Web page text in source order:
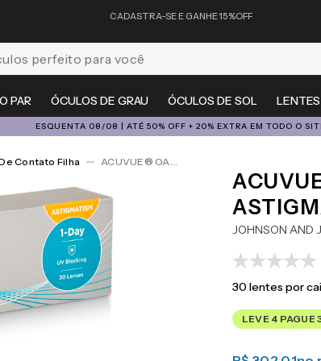
CADASTRA-SE E GANHE 15%OFF
PAR ÓCULOS DE GRAU ÓCULOS DE SOL
para você
ESQUENTA 08/08 | ATÉ 50% OFF + 20% EXTRA EM TODO O
Contato Filha ACUVUE® OASYS 1-Day For Astigmatism 30
JOHNSON AND
30lentes por
LEVE 4 PAGUE